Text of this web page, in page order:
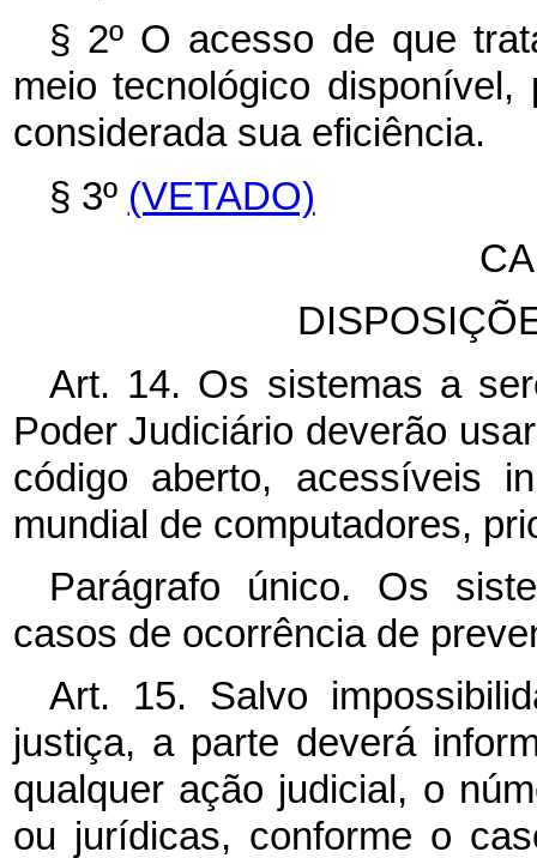
§ 2º O acesso de que
meio tecnológico
considerada sua eficiência.
§ 3º (VETADO)
Art. 14. Os sistemas a
Poder Judiciário deverão
código aberto, acessíveis
mundial de computadores,
Parágrafo único. Os
casos de ocorrência de
Art. 15. Salvo
justiça, a parte deverá
qualquer ação judicial, o
ou jurídicas, conforme o